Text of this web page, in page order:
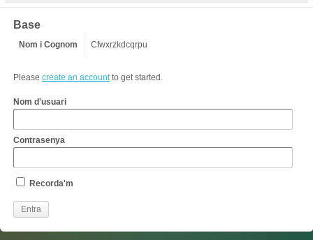
Base
Nom i Cognom Cfwxrzkdcqrpu
Please create an accountto get started.
Nom d'usuari
Contrasenya
Recorda'm